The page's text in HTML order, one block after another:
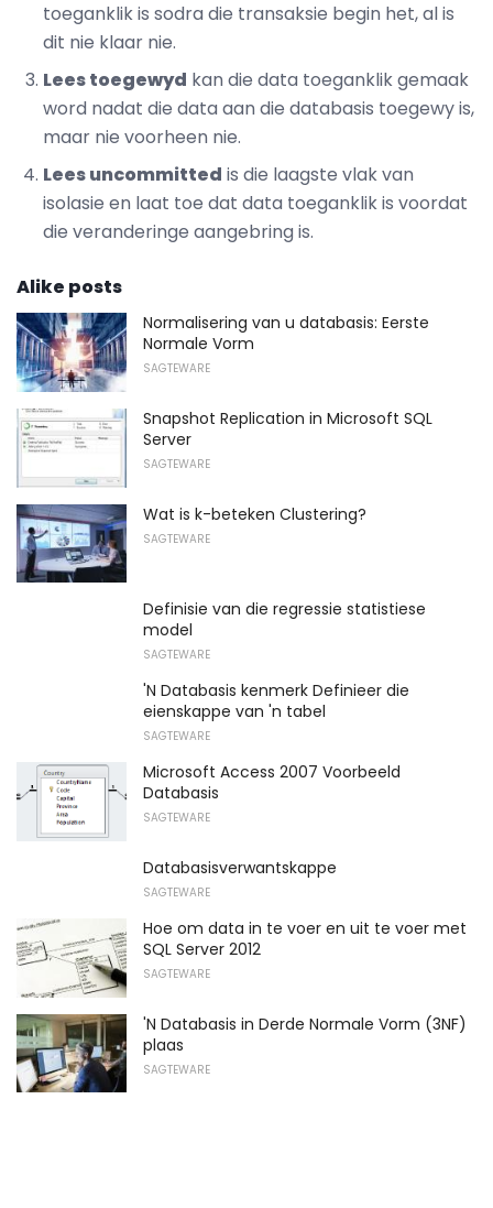
toeganklik is sodra die transaksie begin het, al is
dit nie klaar nie.
Lees toegewyd kan die data toeganklik gemaak
word nadat die data aan die databasis toegewy is,
maar nie voorheen nie.
Lees uncommitted is die laagste vlak van
isolasie en laat toe dat data toeganklik is voordat
die veranderinge aangebring is.
Alike posts
Normalisering van u databasis: Eerste
Normale Vorm
SAGTEWARE
Snapshot Replication in Microsoft SQL
Server
SAGTEWARE
Wat is k-beteken Clustering?
SAGTEWARE
Definisie van die regressie statistiese
model
SAGTEWARE
'N Databasis kenmerk Definieer die
eienskappe van 'n tabel
SAGTEWARE
Microsoft Access 2007 Voorbeeld
Databasis
SAGTEWARE
Databasisverwantskappe
SAGTEWARE
Hoe om data in te voer en uit te voer met
SQL Server 2012
SAGTEWARE
'N Databasis in Derde Normale Vorm (3NF)
plaas
SAGTEWARE